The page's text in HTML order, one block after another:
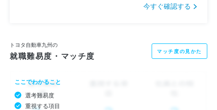
今すぐ確認する
トヨタ自動車九州の
就職難易度・マッチ度 マッチ度の見かた
ここでわかること
選考難易度
重視する項目